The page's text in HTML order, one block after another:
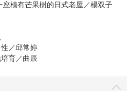
植有芒果樹的日式老屋／楊双子
／邱常婷
育／曲辰